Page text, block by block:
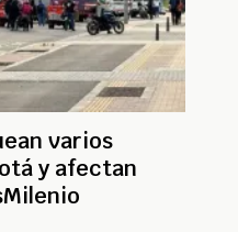
varios
y afectan